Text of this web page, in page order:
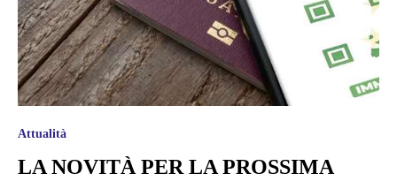
Attualità
LA NOVITÀ PER LA PROSSIMA